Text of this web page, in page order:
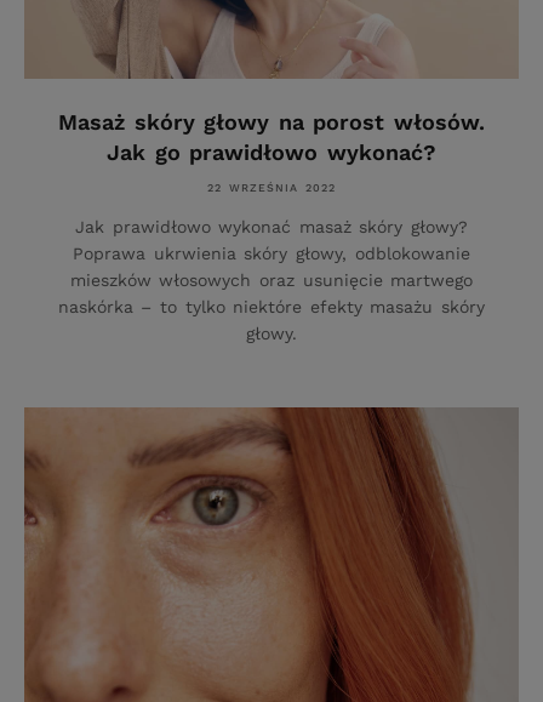
Masaż skóry głowy na porost włosów.
Jak go prawidłowo wykonać?
22 WRZEŚNIA 2022
Jak prawidłowo wykonać masaż skóry głowy?
Poprawa ukrwienia skóry głowy, odblokowanie
mieszków włosowych oraz usunięcie martwego
naskórka – to tylko niektóre efekty masażu skóry
głowy.